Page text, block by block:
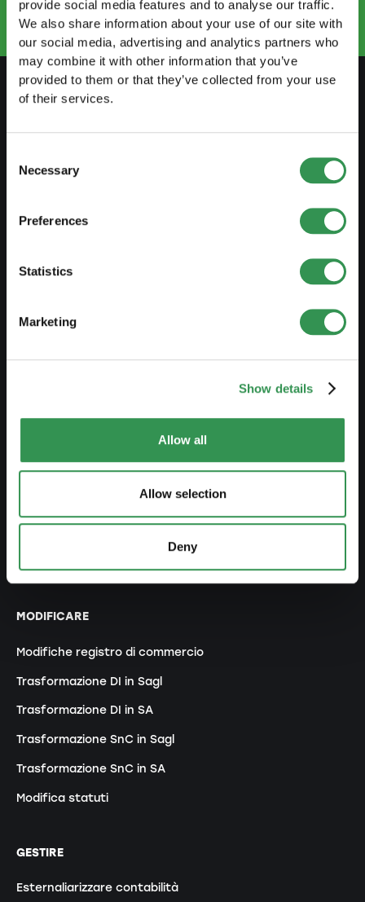
provide social media features and to analyse our traffic.
We also share information about your use of our site with
our social media, advertising and analytics partners who
may combine it with other information that you’ve
provided to them or that they’ve collected from your use
of their services.
Selection
Necessary
Preferences
Statistics
Marketing
Show details
Allow all
Allow selection
Deny
Creare un business plan
Panoramica forme giuridiche
Blog
Costituire una ditta individuale
Costiture una SA
MODIFICARE
Modifiche registro di commercio
Trasformazione DI in Sagl
Trasformazione DI in SA
Trasformazione SnC in Sagl
Trasformazione SnC in SA
Modifica statuti
GESTIRE
Esternaliarizzare contabilità